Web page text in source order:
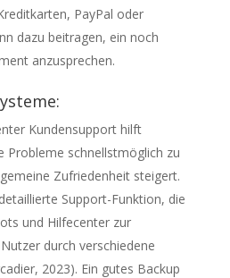
PayPal oder
dazu beitragen, ein noch
anzusprechen.
Kundensupport hilft
Probleme schnellstmöglich zu
Zufriedenheit steigert.
Support-Funktion, die
und Hilfecenter zur
durch verschiedene
2023). Ein gutes Backup